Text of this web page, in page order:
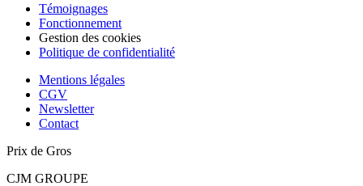
Témoignages
Fonctionnement
Gestion des cookies
Politique de confidentialité
Mentions légales
CGV
Newsletter
Contact
Prix de Gros
CJM GROUPE